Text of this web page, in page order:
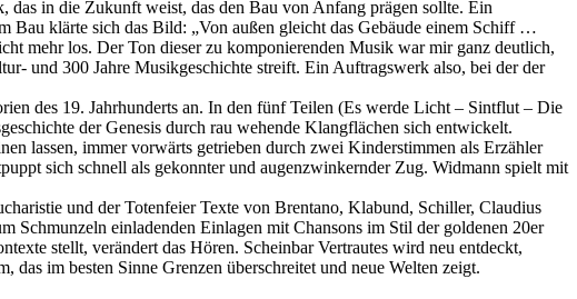
in die Zukunft weist, das den Bau von Anfang prägen sollte. Ein
Bau klärte sich das Bild: „Von außen gleicht das Gebäude einem Schiff …
mehr los. Der Ton dieser zu komponierenden Musik war mir ganz deutlich,
und 300 Jahre Musikgeschichte streift. Ein Auftragswerk also, bei der der
des 19. Jahrhunderts an. In den fünf Teilen (Es werde Licht – Sintflut – Die
der Genesis durch rau wehende Klangflächen sich entwickelt.
lassen, immer vorwärts getrieben durch zwei Kinderstimmen als Erzähler
sich schnell als gekonnter und augenzwinkernder Zug. Widmann spielt mit
und der Totenfeier Texte von Brentano, Klabund, Schiller, Claudius
Schmunzeln einladenden Einlagen mit Chansons im Stil der goldenen 20er
stellt, verändert das Hören. Scheinbar Vertrautes wird neu entdeckt,
im besten Sinne Grenzen überschreitet und neue Welten zeigt.